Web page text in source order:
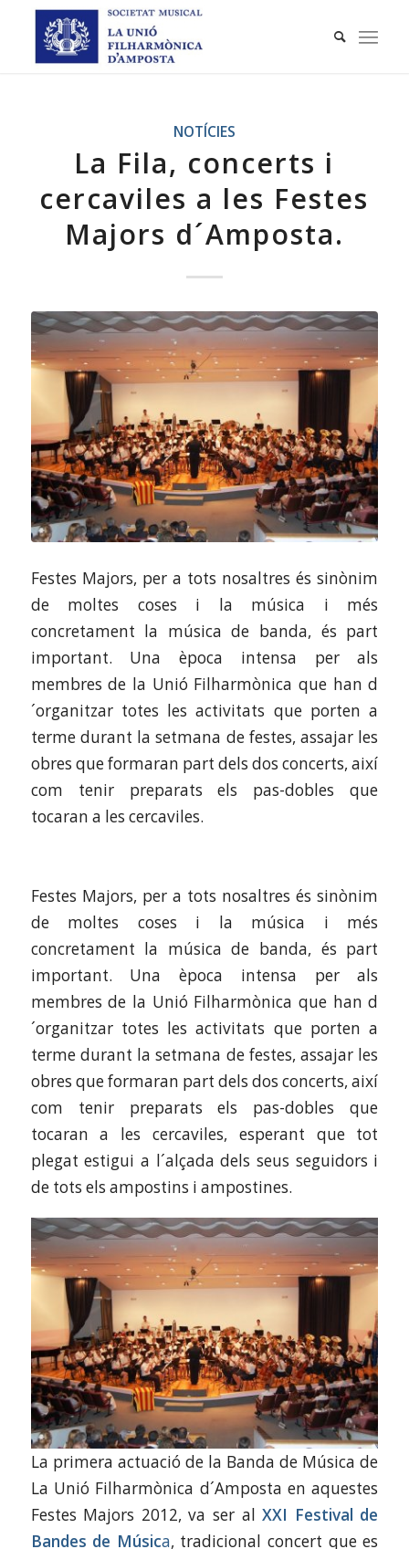
NOTÍCIES
La Fila, concerts i
cercaviles a les Festes
Majors d´Amposta.
Festes Majors, per a tots nosaltres és sinònim
de moltes coses i la música i més
concretament la música de banda, és part
important. Una època intensa per als
membres de la Unió Filharmònica que han d
´organitzar totes les activitats que porten a
terme durant la setmana de festes, assajar les
obres que formaran part dels dos concerts, així
com tenir preparats els pas-dobles que
tocaran a les cercaviles.
Festes Majors, per a tots nosaltres és sinònim
de moltes coses i la música i més
concretament la música de banda, és part
important. Una època intensa per als
membres de la Unió Filharmònica que han d
´organitzar totes les activitats que porten a
terme durant la setmana de festes, assajar les
obres que formaran part dels dos concerts, així
com tenir preparats els pas-dobles que
tocaran a les cercaviles, esperant que tot
plegat estigui a l´alçada dels seus seguidors i
de tots els ampostins i ampostines.
La primera actuació de la Banda de Música de
La Unió Filharmònica d´Amposta en aquestes
Festes Majors 2012, va ser alXXI Festival de
Bandes de Música, tradicional concert que es